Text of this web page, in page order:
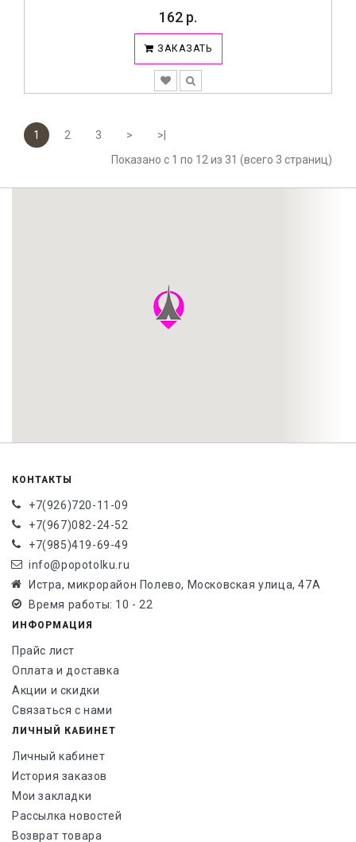
162 р.
ЗАКАЗАТЬ
1 2 3 >
>|
Показано с 1 по 12 из 31 (всего 3 страниц)
КОНТАКТЫ
+7(926)720-11-09
+7(967)082-24-52
+7(985)419-69-49
info@popotolku.ru
Истра, микрорайон Полево, Московская улица, 47А
Время работы: 10 - 22
ИНФОРМАЦИЯ
Прайс лист
Оплата и доставка
Акции и скидки
Связаться с нами
ЛИЧНЫЙ КАБИНЕТ
Личный кабинет
История заказов
Мои закладки
Рассылка новостей
Возврат товара